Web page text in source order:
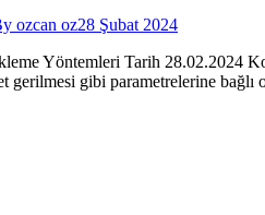
ozcan oz28 Şubat 2024
Yöntemleri Tarih 28.02.2024
gibi parametrelerine bağlı